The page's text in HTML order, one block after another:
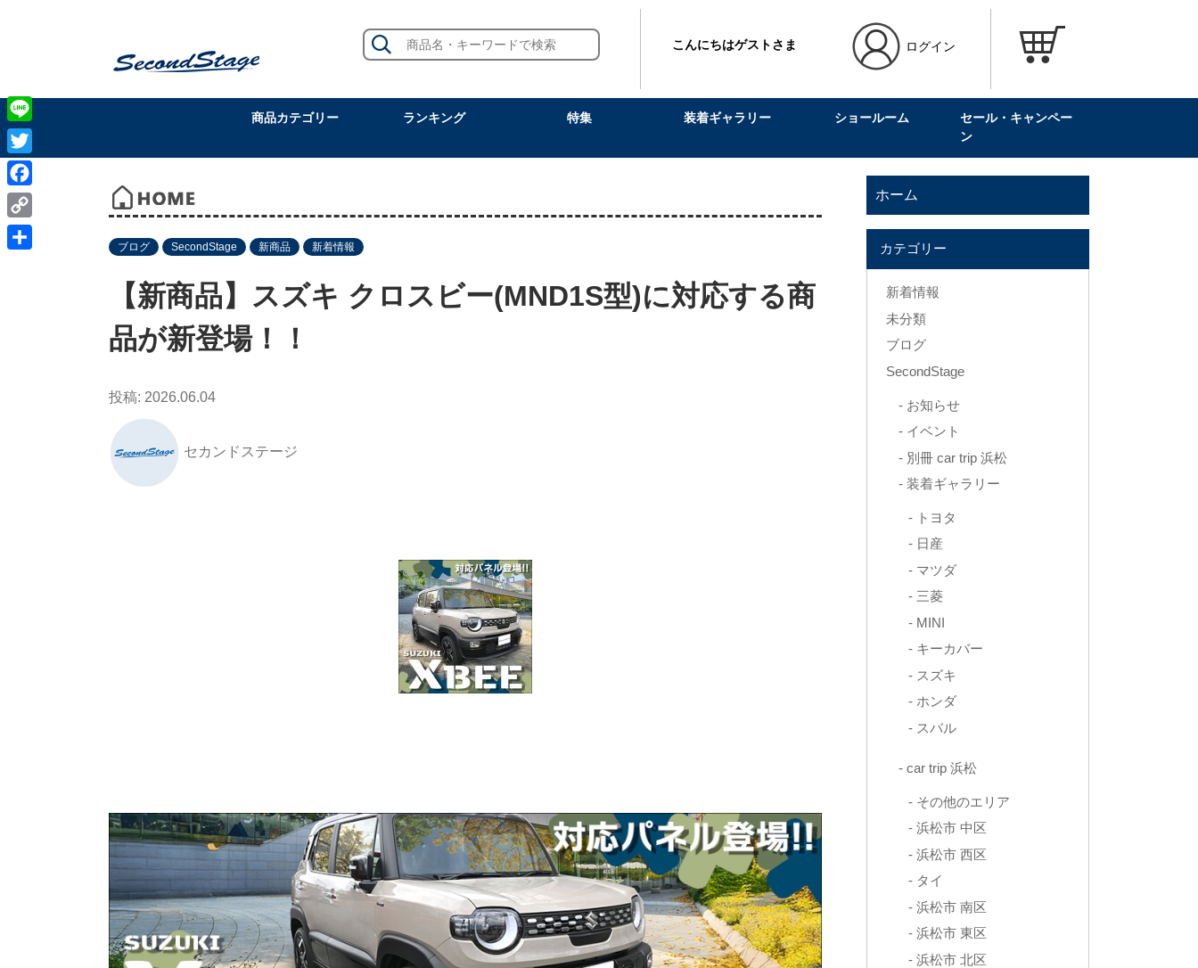
こんにちはゲストさま ログイン
商品カテゴリー ランキング 特集 装着ギャラリー ショールーム
セール・キャンペー
ン
ブログ SecondStage 新商品 新着情報
【新商品】スズキ クロスビー(MND1S型)に対応する商
品が新登場！！
2026.06.04
セカンドステージ
ホーム
カテゴリー
新着情報
未分類
ブログ
SecondStage
お知らせ
イベント
別冊 car trip 浜松
装着ギャラリー
トヨタ
日産
マツダ
三菱
MINI
キーカバー
スズキ
ホンダ
スバル
car trip 浜松
その他のエリア
浜松市 中区
浜松市 西区
タイ
浜松市 南区
浜松市 東区
浜松市 北区
Line
Twitter
Facebook
Copy
Link